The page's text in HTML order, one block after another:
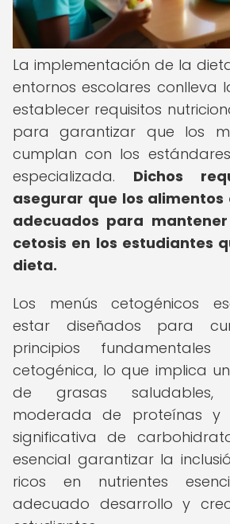
La implementación de la
entornos escolares conlleva
establecer requisitos
para garantizar que los
cumplan con los
especializada. Dichos
asegurar que los alimentos
adecuados para
cetosis en los estudiantes
dieta.
Los menús cetogénicos
estar diseñados para
principios
cetogénica, lo que implica
de grasas saludables,
moderada de proteínas y
significativa de
esencial garantizar la
ricos en nutrientes
adecuado desarrollo y